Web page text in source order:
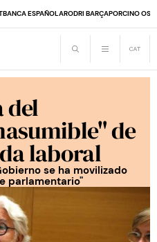
BANCA ESPAÑOLARODRI BARÇAPORCINO
del
de
laboral
se ha movilizado
parlamentario"